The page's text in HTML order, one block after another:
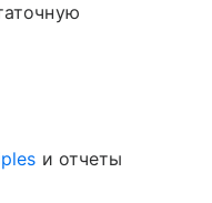
и отчеты